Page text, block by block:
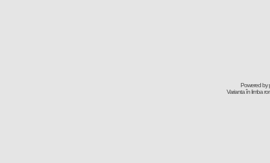
Powered by
Varianta în limba